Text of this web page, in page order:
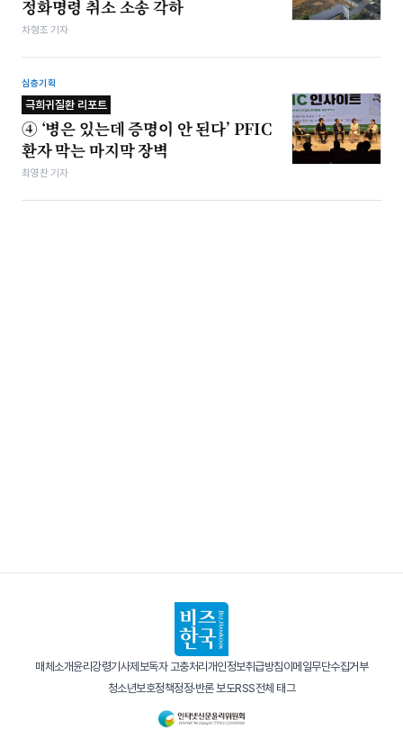
정화명령 취소 소송 각하
차형조 기자
심층기획
극희귀질환 리포트
④ ‘병은 있는데 증명이 안 된다’ PFIC
환자 막는 마지막 장벽
최영찬 기자
매체소개윤리강령기사제보독자 고충처리 개인정보취급방침이메일무단수집거부
청소년보호정책정정·반론 보도RSS전체 태그